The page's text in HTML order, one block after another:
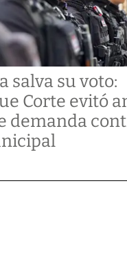
salva su voto:
Corte evitó
demanda